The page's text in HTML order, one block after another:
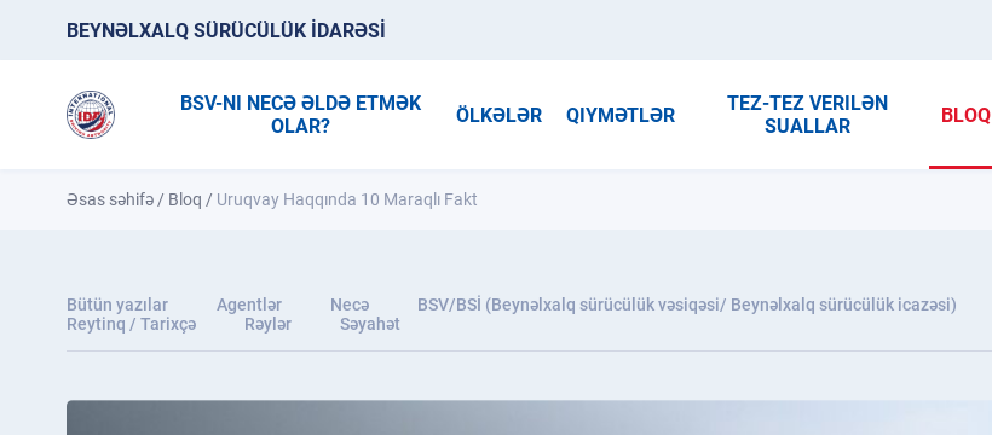
BEYNƏLXALQ SÜRÜCÜLÜK İDARƏSİ
BSV-NI NECƏ ƏLDƏ ETMƏK
OLAR?
ÖLKƏLƏR QIYMƏTLƏR
TEZ-TEZ VERILƏN
SUALLAR
BLOQ
Əsas səhifə / Bloq / Uruqvay Haqqında 10 Maraqlı Fakt
Bütün yazılar Agentlər Necə BSV/BSİ (Beynəlxalq sürücülük vəsiqəsi/ Beynəlxalq sürücülük icazəsi)
Reytinq / Tarixçə
Rəylər Səyahət